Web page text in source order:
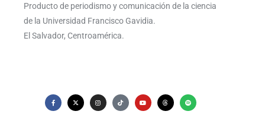
Producto de periodismo y comunicación de la ciencia
de la Universidad Francisco Gavidia.
El Salvador, Centroamérica.